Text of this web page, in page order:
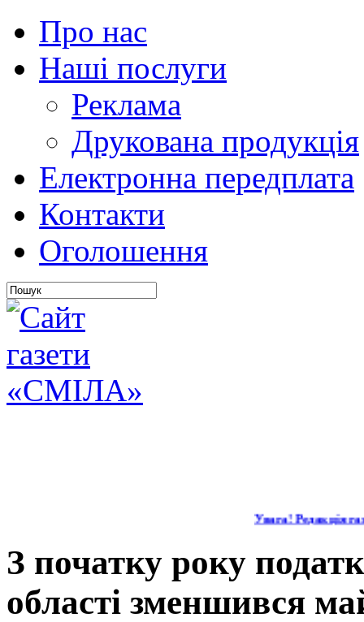
Про нас
Наші послуги
Реклама
Друкована продукція
Електронна передплата
Контакти
Оголошення
Увага! Редакція
З початку року
області зменшився